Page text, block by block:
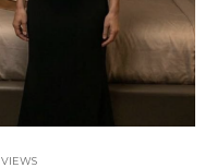
VIEWS